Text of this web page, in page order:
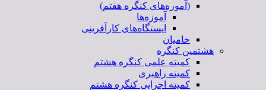
(آموزه‌های کنگره هفتم)
آموزه‌ها
ایستگاه‌های کارآفرینی
حامیان
هشتمین کنگره
کمیته علمی کنگره هشتم
کمیته راهبری
کمیته اجرایی کنگره هشتم